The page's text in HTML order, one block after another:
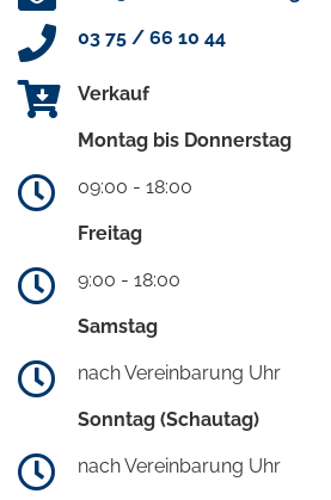
03 75 / 66 10 44
Verkauf
Montag bis Donnerstag
09:00 - 18:00
Freitag
9:00 - 18:00
Samstag
nach Vereinbarung Uhr
Sonntag (Schautag)
nach Vereinbarung Uhr